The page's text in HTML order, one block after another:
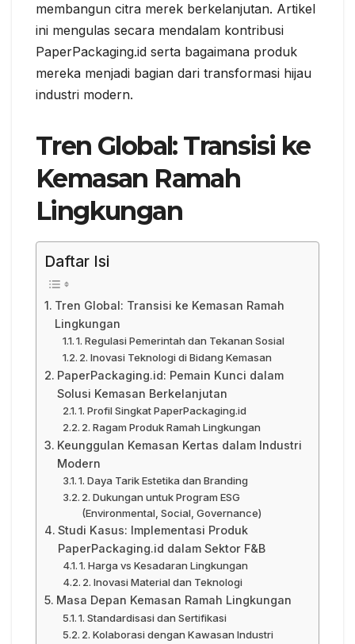
membangun citra merek berkelanjutan. Artikel
ini mengulas secara mendalam kontribusi
PaperPackaging.id serta bagaimana produk
mereka menjadi bagian dari transformasi hijau
industri modern.
Tren Global: Transisi ke
Kemasan Ramah
Lingkungan
Daftar Isi
Tren Global: Transisi ke Kemasan Ramah
Lingkungan
1. Regulasi Pemerintah dan Tekanan Sosial
2. Inovasi Teknologi di Bidang Kemasan
PaperPackaging.id: Pemain Kunci dalam
Solusi Kemasan Berkelanjutan
1. Profil Singkat PaperPackaging.id
2. Ragam Produk Ramah Lingkungan
Keunggulan Kemasan Kertas dalam Industri
Modern
1. Daya Tarik Estetika dan Branding
2. Dukungan untuk Program ESG
(Environmental, Social, Governance)
Studi Kasus: Implementasi Produk
PaperPackaging.id dalam Sektor F&B
1. Harga vs Kesadaran Lingkungan
2. Inovasi Material dan Teknologi
Masa Depan Kemasan Ramah Lingkungan
1. Standardisasi dan Sertifikasi
2. Kolaborasi dengan Kawasan Industri